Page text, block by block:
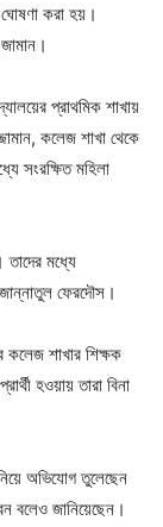
করা হয়।
প্রাথমিক শাখায়
কলেজ শাখা থেকে
সংরক্ষিত মহিলা
তাদের মধ্যে
ফেরদৌস।
কলেজ শাখার শিক্ষক
হওয়ায় তারা বিনা
অভিযোগ তুলেছেন
বলেও জানিয়েছেন।